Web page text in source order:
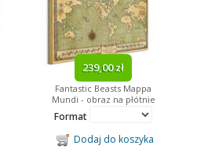
239,00 zł
Fantastic Beasts Mappa
Mundi - obraz na płótnie
Format
Dodaj do koszyka